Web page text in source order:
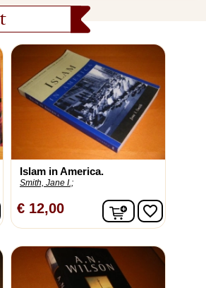
Islam in America.
Smith, Jane I.;
€ 12,00 Infavorite_border